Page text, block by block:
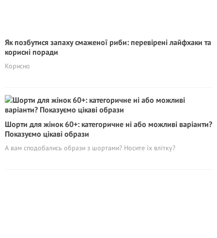
Як позбутися запаху смаженої риби: перевірені лайфхаки та
корисні поради
Корисно
Шорти для жінок 60+: категоричне ні або можливі варіанти?
Показуємо цікаві образи
А вам сподобались образи з шортами? Носите їх влітку?